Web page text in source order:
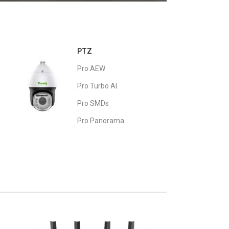
PTZ
Pro AEW
Pro Turbo AI
Pro SMDs
Pro Panorama